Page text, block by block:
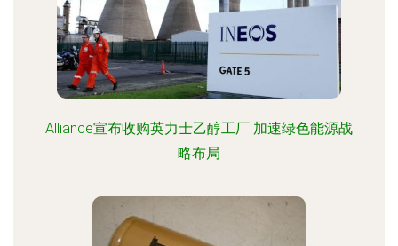
Alliance宣布收购英力士乙醇工厂 加速绿色能源战
略布局